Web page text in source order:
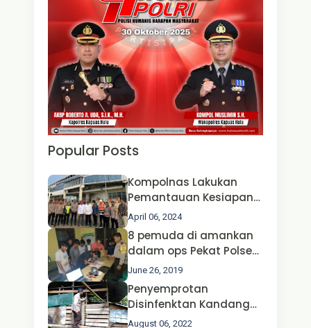
Popular Posts
Kompolnas Lakukan
Pemantauan Kesiapan
Operasi Ketupat 2024 di
Polda Jatim Bersama
Kapolri dan Menteri
Perhubungan
April 06, 2024
8 pemuda di amankan
dalam ops Pekat Polsek
Jongkong
June 26, 2019
Penyemprotan
Disinfenktan Kandang
Ternak Kambing warga
August 06, 2022